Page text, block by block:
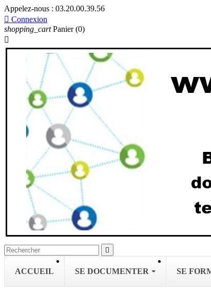
Appelez-nous : 03.20.00.39.56
 Connexion
shopping_cart Panier (0)


ACCUEIL SE DOCUMENTER SE